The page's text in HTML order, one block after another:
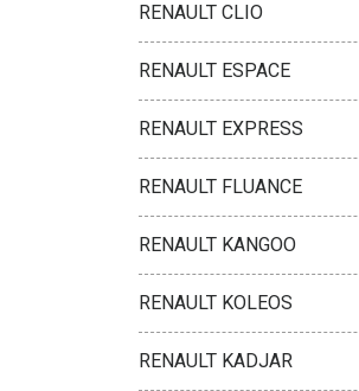
RENAULT CLIO
RENAULT ESPACE
RENAULT EXPRESS
RENAULT FLUANCE
RENAULT KANGOO
RENAULT KOLEOS
RENAULT KADJAR